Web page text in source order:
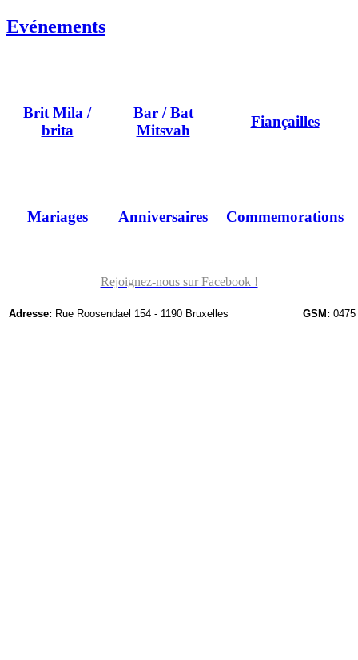
Evénements
Brit Mila /
brita
Bar / Bat
Mitsvah
Fiançailles
Mariages Anniversaires Commemorations
Rejoignez-nous sur Facebook !
Adresse: Rue Roosendael 154 - 1190 Bruxelles GSM: